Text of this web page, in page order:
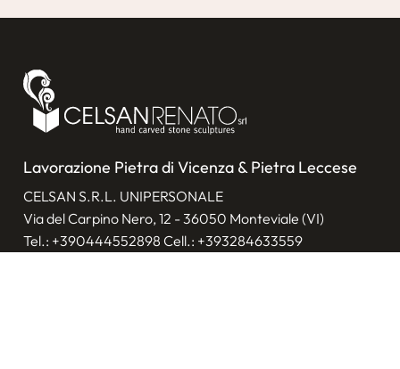
Lavorazione Pietra di Vicenza & Pietra Leccese
CELSAN S.R.L. UNIPERSONALE
Via del Carpino Nero, 12 - 36050 Monteviale (VI)
Tel.: +390444552898 Cell.: +393284633559